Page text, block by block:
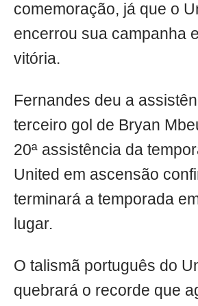
comemoração, já que o
encerrou sua campanha
vitória.
Fernandes deu a
terceiro gol de Bryan
20ª assistência da
United em ascensão
terminará a temporada
lugar.
O talismã português do
quebrará o recorde que